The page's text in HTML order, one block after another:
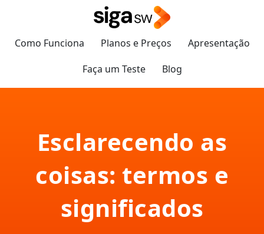
Como Funciona Planos e Preços
Apresentação
Faça um Teste
Blog
Esclarecendo as
coisas: termos e
significados